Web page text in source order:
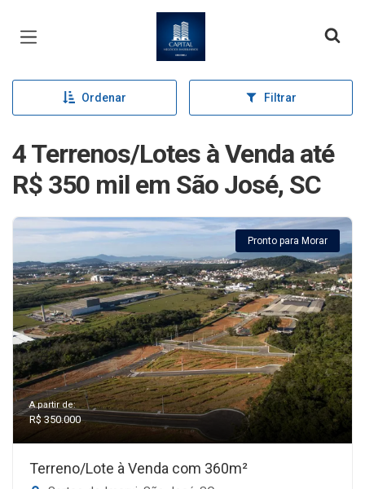
Página inicial
Ordenar Filtrar
4 Terrenos/Lotes à Venda até
R$ 350 mil em São José, SC
Pronto para Morar
A partir de:
R$ 350.000
Terreno/Lote à Venda com 360m²